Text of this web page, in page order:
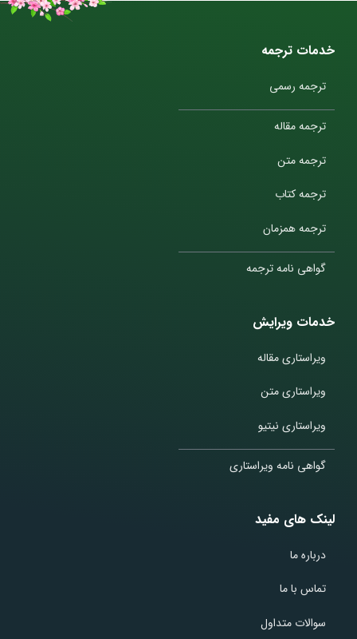
خدمات ترجمه
ترجمه رسمی
ترجمه مقاله
ترجمه متن
ترجمه کتاب
ترجمه همزمان
گواهی نامه ترجمه
خدمات ویرایش
ویراستاری مقاله
ویراستاری متن
ویراستاری نیتیو
گواهی نامه ویراستاری
لینک های مفید
درباره ما
تماس با ما
سوالات متداول